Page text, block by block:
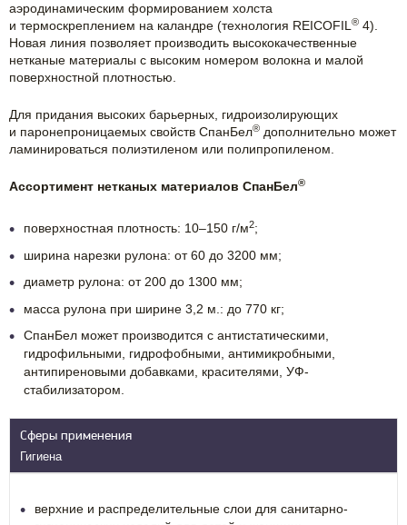
аэродинамическим формированием холста
и термоскреплением на каландре (технология REICOFIL® 4).
Новая линия позволяет производить высококачественные
нетканые материалы с высоким номером волокна и малой
поверхностной плотностью.
Для придания высоких барьерных, гидроизолирующих
и паронепроницаемых свойств СпанБел® дополнительно может
ламинироваться полиэтиленом или полипропиленом.
Ассортимент нетканых материалов СпанБел®
поверхностная плотность: 10–150 г/м2;
ширина нарезки рулона: от 60 до 3200 мм;
диаметр рулона: от 200 до 1300 мм;
масса рулона при ширине 3,2 м.: до 770 кг;
СпанБел может производится с антистатическими,
гидрофильными, гидрофобными, антимикробными,
антипиреновыми добавками, красителями, УФ-
стабилизатором.
Сферы применения
Гигиена
верхние и распределительные слои для санитарно-